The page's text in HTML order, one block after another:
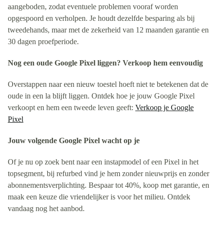
aangeboden, zodat eventuele problemen vooraf worden
opgespoord en verholpen. Je houdt dezelfde besparing als bij
tweedehands, maar met de zekerheid van 12 maanden garantie en
30 dagen proefperiode.
Nog een oude Google Pixel liggen? Verkoop hem eenvoudig
Overstappen naar een nieuw toestel hoeft niet te betekenen dat de
oude in een la blijft liggen. Ontdek hoe je jouw Google Pixel
verkoopt en hem een tweede leven geeft: Verkoop je Google
Pixel
Jouw volgende Google Pixel wacht op je
Of je nu op zoek bent naar een instapmodel of een Pixel in het
topsegment, bij refurbed vind je hem zonder nieuwprijs en zonder
abonnementsverplichting. Bespaar tot 40%, koop met garantie, en
maak een keuze die vriendelijker is voor het milieu. Ontdek
vandaag nog het aanbod.